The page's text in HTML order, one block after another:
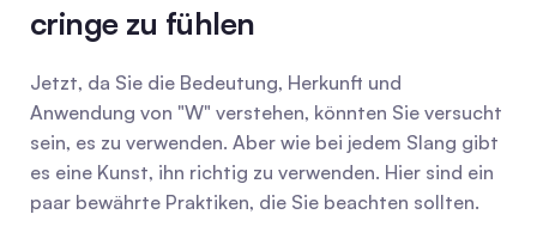
cringe zu fühlen
Jetzt, da Sie die Bedeutung, Herkunft und
Anwendung von "W" verstehen, könnten Sie versucht
sein, es zu verwenden. Aber wie bei jedem Slang gibt
es eine Kunst, ihn richtig zu verwenden. Hier sind ein
paar bewährte Praktiken, die Sie beachten sollten.